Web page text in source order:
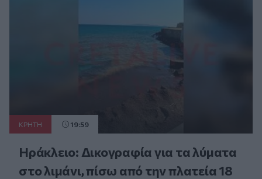
ΚΡΗΤΗ 19:59
Ηράκλειο: Δικογραφία για τα λύματα
στο λιμάνι, πίσω από την πλατεία 18